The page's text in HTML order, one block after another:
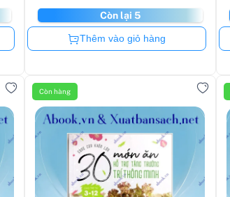
Còn lại 5
Còn hàng
Thêm vào giỏ hàng
Còn hàng